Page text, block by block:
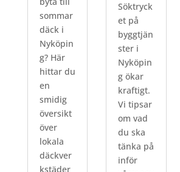
sommar
däck i
Nyköpin
g? Här
hittar du
en
smidig
översikt
över
lokala
däckver
kstäder
Söktryck
et på
byggtjän
ster i
Nyköpin
g ökar
kraftigt.
Vi tipsar
om vad
du ska
tänka på
inför